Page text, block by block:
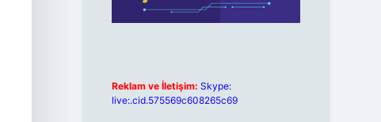
Reklam ve İletişim: Skype:
live:.cid.575569c608265c69